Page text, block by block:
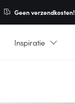
Geen verzendkosten!
Inspiratie